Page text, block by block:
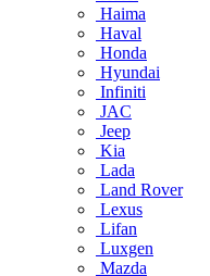
Haima
Haval
Honda
Hyundai
Infiniti
JAC
Jeep
Kia
Lada
Land Rover
Lexus
Lifan
Luxgen
Mazda